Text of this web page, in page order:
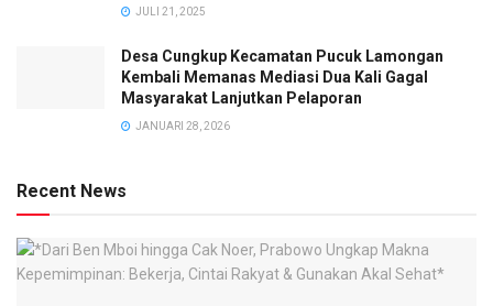
JULI 21, 2025
Desa Cungkup Kecamatan Pucuk Lamongan
Kembali Memanas Mediasi Dua Kali Gagal
Masyarakat Lanjutkan Pelaporan
JANUARI 28, 2026
Recent News